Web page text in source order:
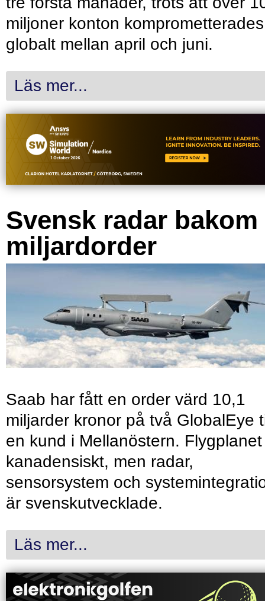
miljoner konton komprometterades
globalt mellan april och juni.
Läs mer...
Svensk radar bakom
miljardorder
Saab har fått en order värd 10,1
miljarder kronor på två GlobalEye
en kund i Mellanöstern.
kanadensiskt, men radar,
sensorsystem och
är svenskutvecklade.
Läs mer...